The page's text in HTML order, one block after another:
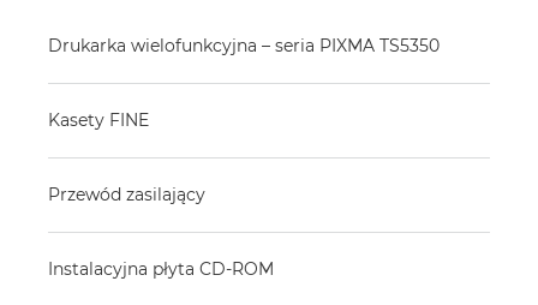
Drukarka wielofunkcyjna – seria PIXMA TS5350
Kasety FINE
Przewód zasilający
Instalacyjna płyta CD-ROM